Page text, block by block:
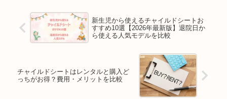
新生児から使えるチャイルドシートお
すすめ10選【2026年最新版】退院日か
ら使える人気モデルを比較
チャイルドシートはレンタルと購入ど
っちがお得？費用・メリットを比較